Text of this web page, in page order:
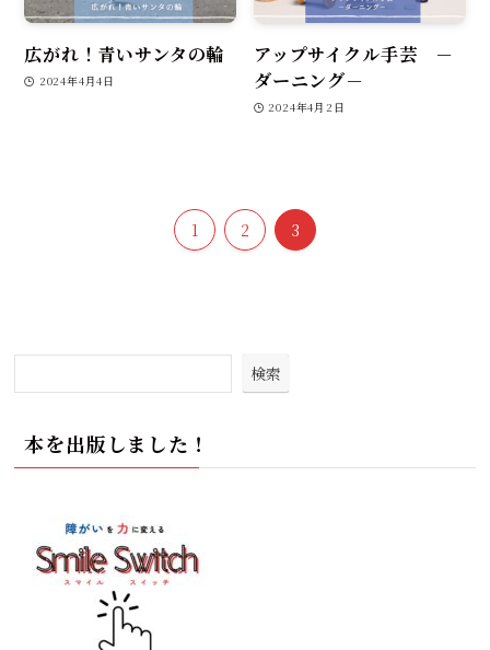
広がれ！青いサンタの輪
2024年4月4日
アップサイクル手芸 －
ダーニング－
2024年4月2日
1 2 3
検索
本を出版しました！